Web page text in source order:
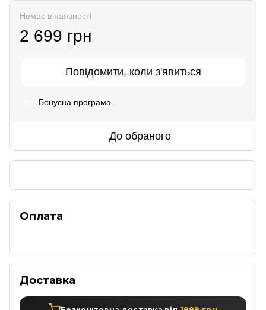
Немає в наявності
2 699 грн
Повідомити, коли з'явиться
Бонусна програма
До обраного
Оплата
Доставка